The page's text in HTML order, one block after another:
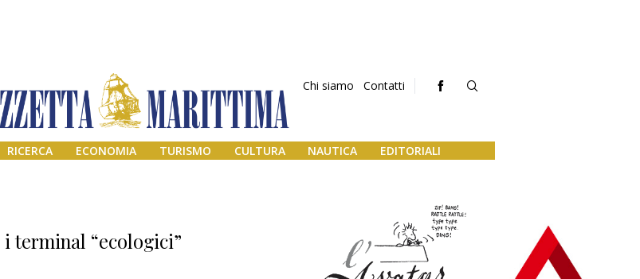
Chi siamo Contatti
RICERCA ECONOMIA TURISMO CULTURA NAUTICA EDITORIALI
i terminal “ecologici”